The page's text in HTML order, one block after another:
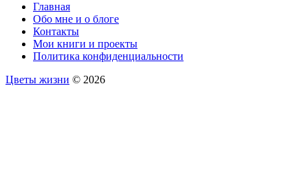
Главная
Обо мне и о блоге
Контакты
Мои книги и проекты
Политика конфиденциальности
Цветы жизни © 2026